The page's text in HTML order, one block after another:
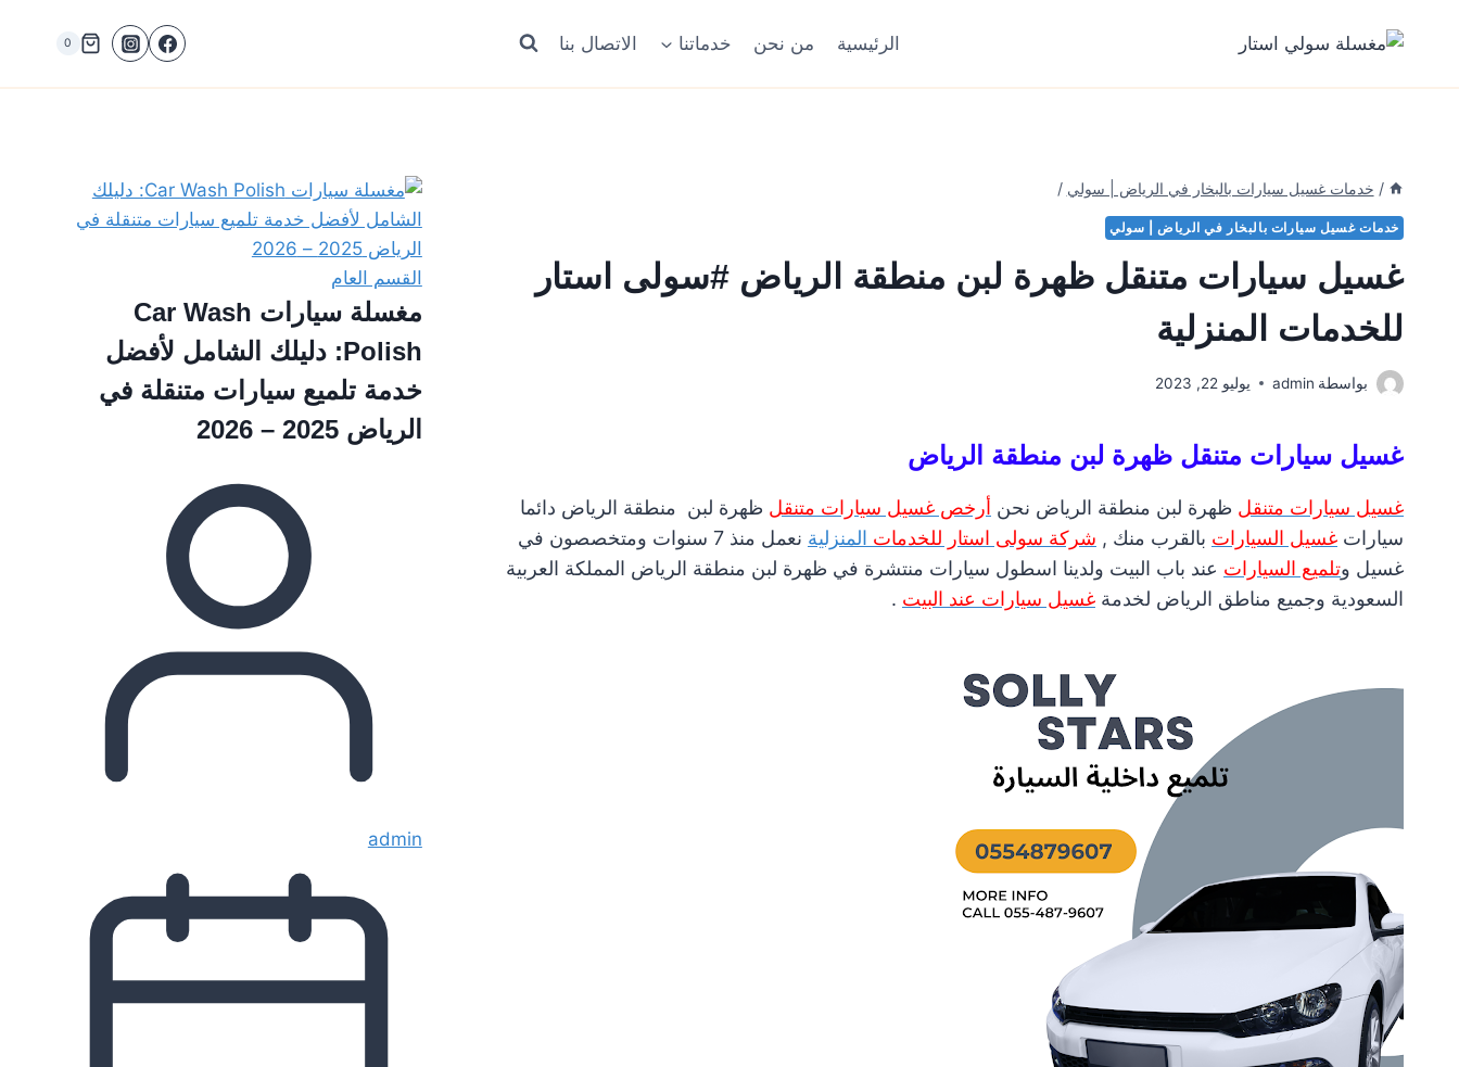
الرئيسية من نحن خدماتنا الاتصال بنا 0
/ خدمات غسيل سيارات بالبخار في الرياض | سولي /
خدمات غسيل سيارات بالبخار في الرياض | سولي
غسيل سيارات متنقل ظهرة لبن منطقة الرياض #سولى استار
للخدمات المنزلية
بواسطة admin يوليو 22, 2023
غسيل سيارات متنقل ظهرة لبن منطقة الرياض
غسيل سيارات متنقل ظهرة لبن منطقة الرياض نحن أرخص غسيل سيارات متنقل ظهرة لبن منطقة الرياض دائما
سياراتغسيل السيارات بالقرب منك , شركة سولى استار للخدمات المنزلية
نعمل منذ 7 سنوات ومتخصصون في
غسيل وتلميع السيارات عند باب البيت ولدينا اسطول سيارات منتشرة في ظهرة لبن منطقة الرياض المملكة العربية
السعودية وجميع مناطق الرياض لخدمةغسيل سيارات عند البيت .
القسم العام
مغسلة سيارات Car Wash
Polish: دليلك الشامل لأفضل
خدمة تلميع سيارات متنقلة في
الرياض 2025 – 2026
admin